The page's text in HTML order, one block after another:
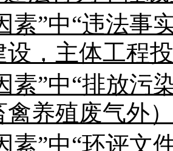
素”中“违法事
设，主体工程
素”中“排放污
禽养殖废气外）
素”中“环评文